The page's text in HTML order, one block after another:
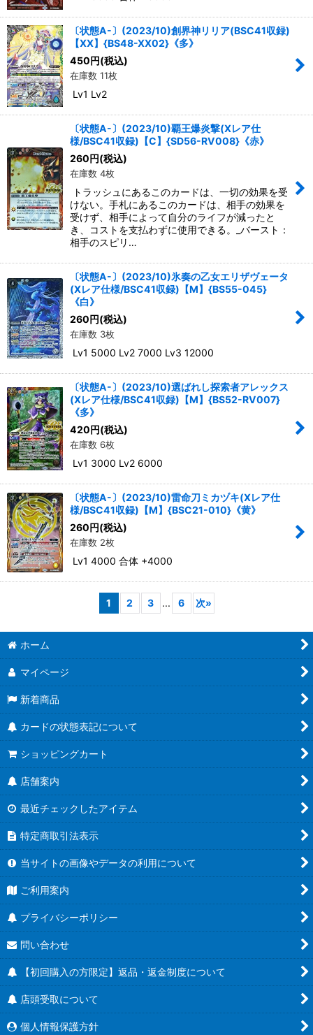
〔状態A-〕(2023/10)創界神リリア(BSC41収録)
【XX】{BS48-XX02}《多》
450円(税込)
在庫数 11枚
Lv1 Lv2
〔状態A-〕(2023/10)覇王爆炎撃(Xレア仕
様/BSC41収録)【C】{SD56-RV008}《赤》
260円(税込)
在庫数 4枚
トラッシュにあるこのカードは、一切の効果を受
けない。手札にあるこのカードは、相手の効果を
受けず、相手によって自分のライフが減ったと
き、コストを支払わずに使用できる。_バースト：
相手のスピリ…
〔状態A-〕(2023/10)氷奏の乙女エリザヴェータ
(Xレア仕様/BSC41収録)【M】{BS55-045}
《白》
260円(税込)
在庫数 3枚
Lv1 5000 Lv2 7000 Lv3 12000
〔状態A-〕(2023/10)選ばれし探索者アレックス
(Xレア仕様/BSC41収録)【M】{BS52-RV007}
《多》
420円(税込)
在庫数 6枚
Lv1 3000 Lv2 6000
〔状態A-〕(2023/10)雷命刀ミカヅキ(Xレア仕
様/BSC41収録)【M】{BSC21-010}《黄》
260円(税込)
在庫数 2枚
Lv1 4000 合体 +4000
1 2 3 ... 6 次»
ホーム
マイページ
新着商品
カードの状態表記について
ショッピングカート
店舗案内
最近チェックしたアイテム
特定商取引法表示
当サイトの画像やデータの利用について
ご利用案内
プライバシーポリシー
問い合わせ
【初回購入の方限定】返品・返金制度について
店頭受取について
個人情報保護方針